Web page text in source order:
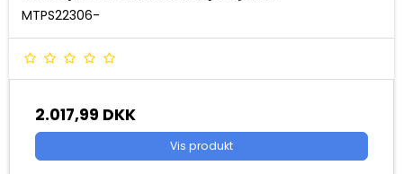
MTPS22306-
2.017,99 DKK
Vis produkt